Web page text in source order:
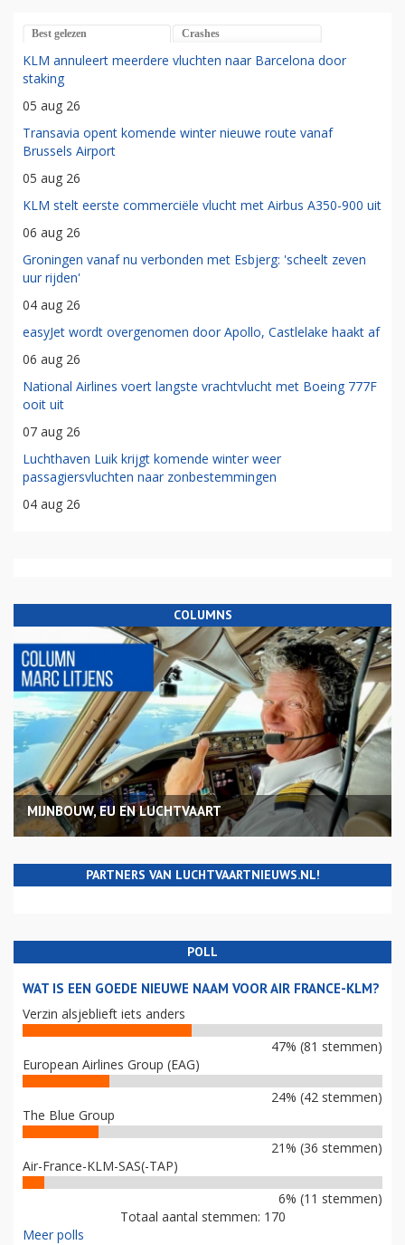
Best gelezen Crashes
KLM annuleert meerdere vluchten naar Barcelona door
staking
05 aug 26
Transavia opent komende winter nieuwe route vanaf
Brussels Airport
05 aug 26
KLM stelt eerste commerciële vlucht met Airbus A350-900 uit
06 aug 26
Groningen vanaf nu verbonden met Esbjerg: 'scheelt zeven
uur rijden'
04 aug 26
easyJet wordt overgenomen door Apollo, Castlelake haakt af
06 aug 26
National Airlines voert langste vrachtvlucht met Boeing 777F
ooit uit
07 aug 26
Luchthaven Luik krijgt komende winter weer
passagiersvluchten naar zonbestemmingen
04 aug 26
COLUMNS
MIJNBOUW, EU EN LUCHTVAART
PARTNERS VAN LUCHTVAARTNIEUWS.NL!
POLL
WAT IS EEN GOEDE NIEUWE NAAM VOOR AIR FRANCE-KLM?
Verzin alsjeblieft iets anders
47% (81 stemmen)
European Airlines Group (EAG)
24% (42 stemmen)
The Blue Group
21% (36 stemmen)
Air-France-KLM-SAS(-TAP)
6% (11 stemmen)
Totaal aantal stemmen: 170
Meer polls